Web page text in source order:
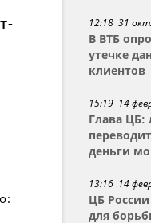
12:18 31
В ВТБ
утечке
клиентов
15:19 14
Глава ЦБ:
деньги
13:16 14
ЦБ
для